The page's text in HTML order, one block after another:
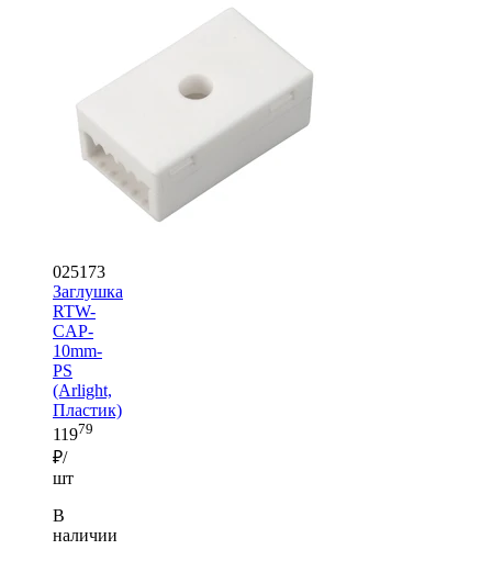
025173
Заглушка
RTW-
CAP-
10mm-
PS
(Arlight,
Пластик)
11979
₽/
шт
В
наличии